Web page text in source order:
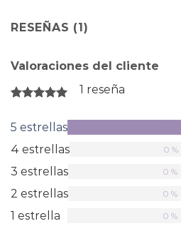
RESEÑAS (1)
Valoraciones del cliente
en
5
de
5
estrellas
1 reseña
5 estrellas
4 estrellas 0 %
3 estrellas 0 %
2 estrellas 0 %
1 estrella 0 %